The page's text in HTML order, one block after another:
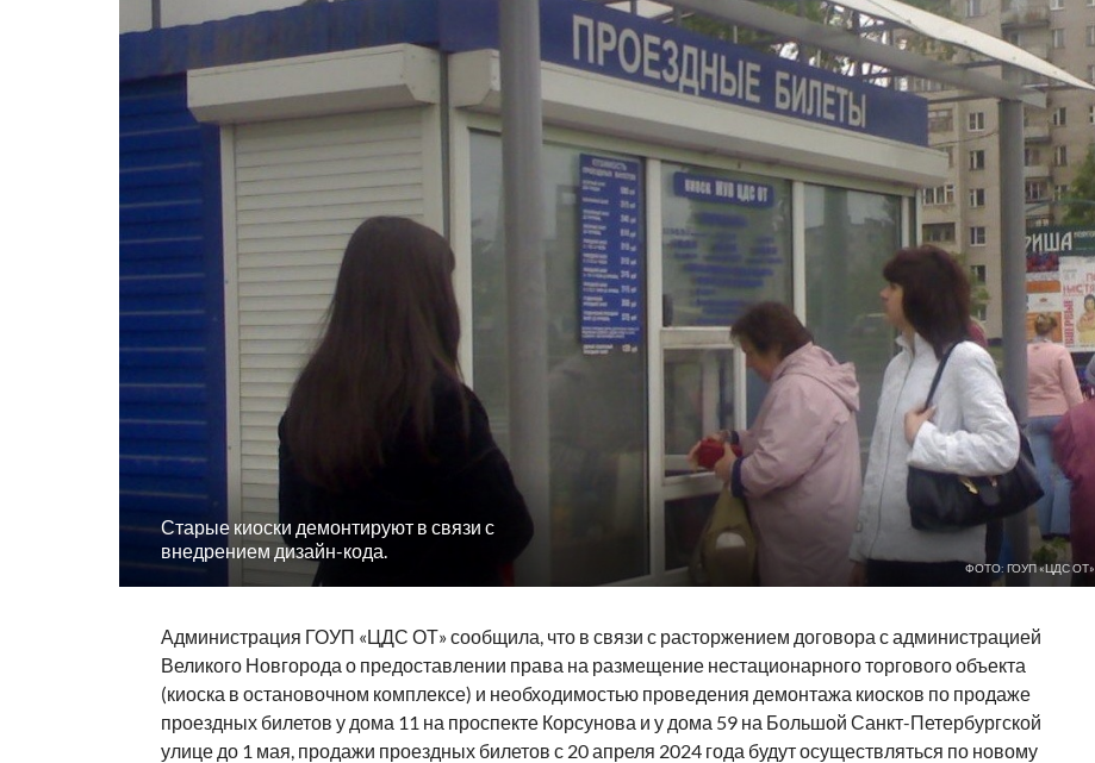
Старые киоски демонтируют в связи с
внедрением дизайн-кода.
ФОТО: ГОУП «ЦДС ОТ»
Администрация ГОУП «ЦДС ОТ» сообщила, что в связи с расторжением договора с администрацией
Великого Новгорода о предоставлении права на размещение нестационарного торгового объекта
(киоска в остановочном комплексе) и необходимостью проведения демонтажа киосков по продаже
проездных билетов у дома 11 на проспекте Корсунова и у дома 59 на Большой Санкт-Петербургской
улице до 1 мая, продажи проездных билетов с 20 апреля 2024 года будут осуществляться по новому